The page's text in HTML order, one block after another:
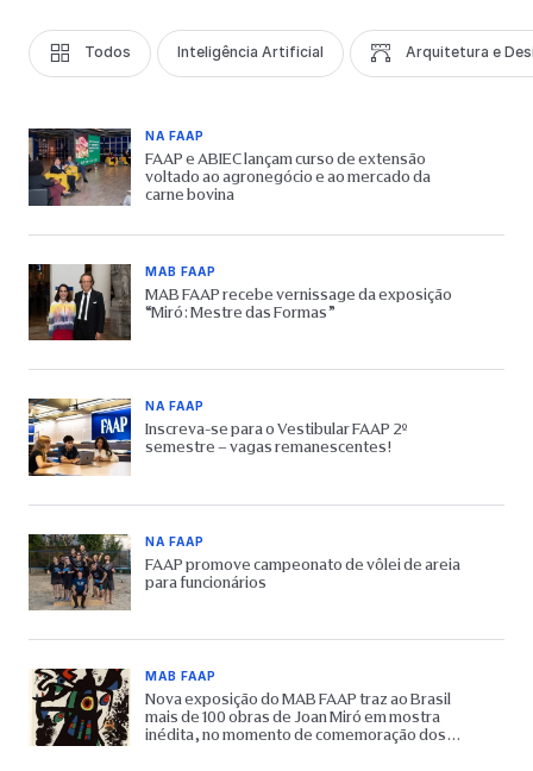
Todos Inteligência Artificial Arquitetura e
NA FAAP
FAAP e ABIEC lançam curso de extensão
voltado ao agronegócio e ao mercado da
carne bovina
MAB FAAP
MAB FAAP recebe vernissage da exposição
“Miró: Mestre das Formas”
NA FAAP
Inscreva-se para o Vestibular FAAP 2º
semestre – vagas remanescentes!
NA FAAP
FAAP promove campeonato de vôlei de areia
para funcionários
MAB FAAP
Nova exposição do MAB FAAP traz ao Brasil
mais de 100 obras de Joan Miró em mostra
inédita, no momento de comemoração dos